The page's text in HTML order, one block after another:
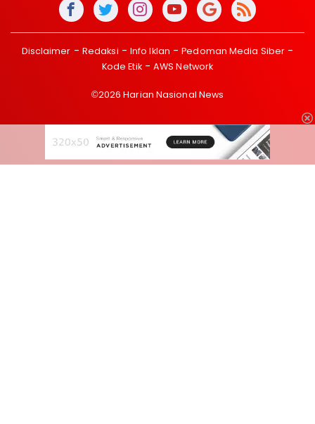
Disclaimer Redaksi Info Iklan
Pedoman Media Siber
Kode Etik
AWS Network
©2026 Harian Nasional News